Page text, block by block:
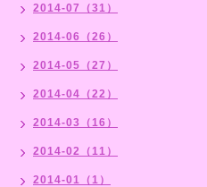
2014-07（31）
2014-06（26）
2014-05（27）
2014-04（22）
2014-03（16）
2014-02（11）
2014-01（1）